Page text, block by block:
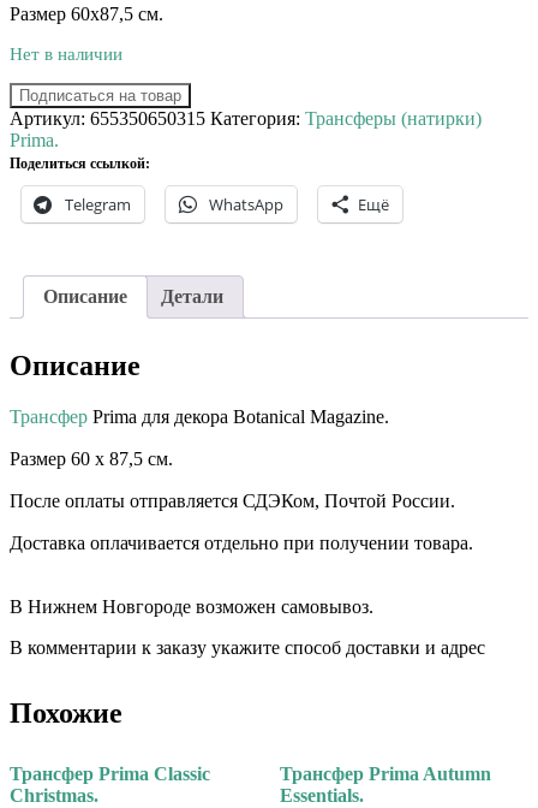
Размер 60х87,5 см.
Нет в наличии
Подписаться на товар
Артикул: 655350650315 Категория: Трансферы (натирки)
Prima.
Поделиться ссылкой:
Telegram WhatsApp Ещё
Описание Детали
Описание
Трансфер Prima для декора Botanical Magazine.⠀
Размер 60 х 87,5 см. ⠀⠀ ⠀⠀
После оплаты отправляется СДЭКом, Почтой России. ⠀⠀
Доставка оплачивается отдельно при получении товара. ⠀⠀
В Нижнем Новгороде возможен самовывоз.
В комментарии к заказу укажите способ доставки и адрес
Похожие
Трансфер Prima Classic
Christmas.
Трансфер Prima Autumn
Essentials.